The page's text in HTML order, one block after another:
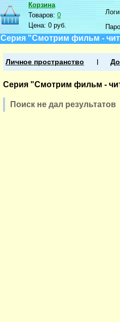
Корзина
Товаров:0
Цена:0 руб.
Серия "Смотрим фильм -
Личное пространство
Серия "Смотрим фильм -
Поиск не дал результатов